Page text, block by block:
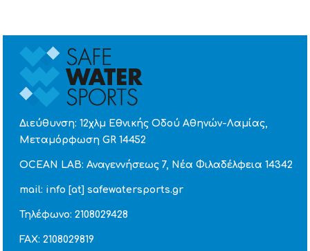
Διεύθυνση: 12χλμ Εθνικής Οδού Αθηνών-Λαμίας,
Μεταμόρφωση GR 14452
OCEAN LAB: Αναγεννήσεως 7, Νέα Φιλαδέλφεια 14342
mail: info [at] safewatersports.gr
Τηλέφωνο: 2108029428
FAX: 2108029819